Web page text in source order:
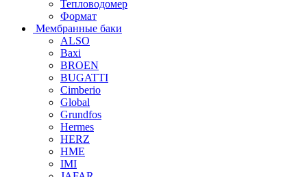
Тепловодомер
Формат
Мембранные баки
ALSO
Baxi
BROEN
BUGATTI
Cimberio
Global
Grundfos
Hermes
HERZ
HME
IMI